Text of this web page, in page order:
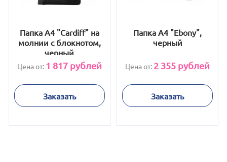
Папка А4 "Cardiff" на
молнии с блокнотом,
черный
Цена от: 1 817рублей
Заказать
Папка А4 "Ebony",
черный
Цена от: 2 355 рублей
Заказать